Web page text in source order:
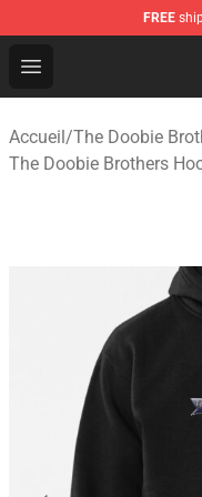
FREE
Open menu
The Doobie
Accueil/The Doobie
The Doobie Brothers